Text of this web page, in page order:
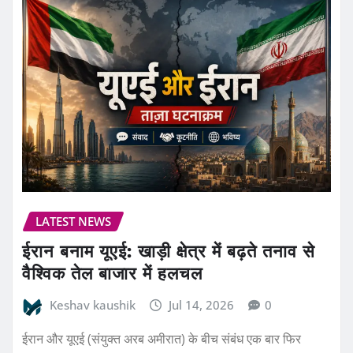
LATEST NEWS
ईरान बनाम यूएई: खाड़ी क्षेत्र में बढ़ते तनाव से
वैश्विक तेल बाजार में हलचल
Keshav kaushik Jul 14, 2026 0
ईरान और यूएई (संयुक्त अरब अमीरात) के बीच संबंध एक बार फिर